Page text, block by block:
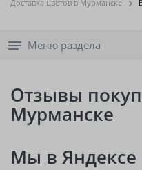
Доставка цветов в Мурманске
Меню раздела
Отзывы
Мурманске
Мы в Яндексе